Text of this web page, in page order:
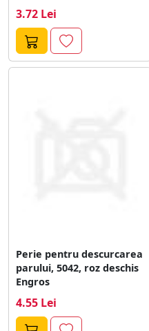
3.72 Lei
Perie pentru descurcarea
parului, 5042, roz deschis
Engros
4.55 Lei